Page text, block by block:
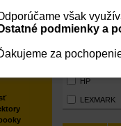
Výrobci
VŠETCI
APC
HP
LEXMARK
tržieb
však
podmienky a
za